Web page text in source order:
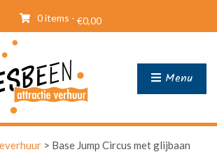
0 items - €0,00
Menu
> Base Jump Circus met glijbaan